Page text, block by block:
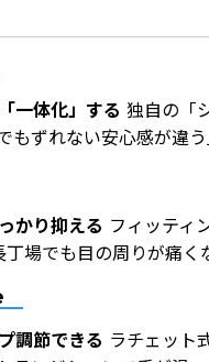
体化」する―― 独自の「
もずれない安心感が違う
り抑える―― フィッティ
場でも目の周りが痛く
節できる―― ラチェット